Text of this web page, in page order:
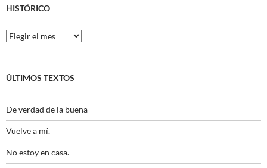
HISTÓRICO
Histórico
ÚLTIMOS TEXTOS
De verdad de la buena
Vuelve a mí.
No estoy en casa.